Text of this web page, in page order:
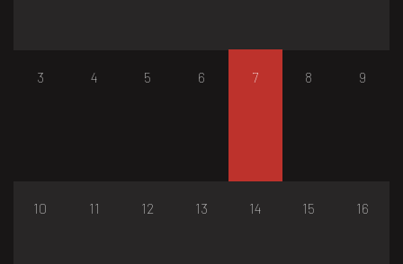
3 4 5 6 7 8 9
10 11 12 13 14 15 16